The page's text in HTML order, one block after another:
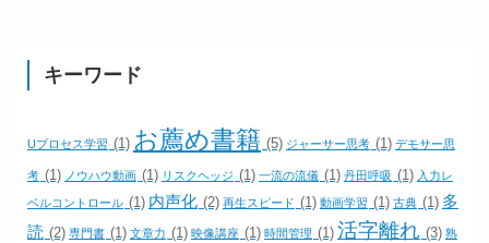
キーワード
Uプロセス学習 (1) お薦め書籍 (5) ジャーサー思考 (1) デモサー思
考 (1) ノウハウ動画 (1) リスクヘッジ (1) 一流の流儀 (1) 丹田呼吸 (1) 入力レ
ベルコントロール (1) 内声化 (2) 再生スピード (1) 動画学習 (1) 古典 (1) 多
読 (2) 専門書 (1) 文章力 (1) 映像講座 (1) 時間管理 (1) 活字離れ (3) 熟